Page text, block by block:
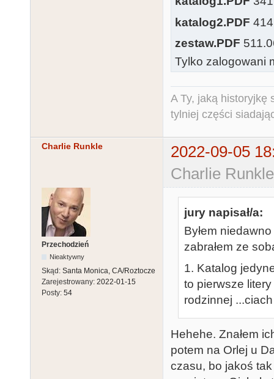
katalog2.PDF
zestaw.PDF
Tylko zalogowani
A Ty, jaką historyjkę
tylniej części
Charlie Runkle
2022-09-05
Charlie
Przechodzień
Nieaktywny
Skąd: Santa Monica, CA/Roztocze
Zarejestrowany: 2022-01-15
Posty: 54
jury napisał/a:
Byłem
zabrałem ze
1. Katalog
to pierwsze
rodzinnej
Hehehe. Znałem
potem na Orlej u
czasu, bo jakoś